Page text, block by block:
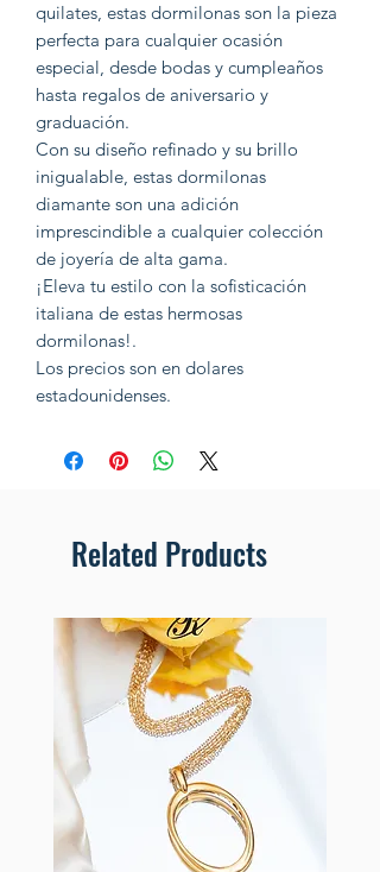
quilates, estas dormilonas son la pieza
perfecta para cualquier ocasión
especial, desde bodas y cumpleaños
hasta regalos de aniversario y
graduación.
Con su diseño refinado y su brillo
inigualable, estas dormilonas
diamante son una adición
imprescindible a cualquier colección
de joyería de alta gama.
¡Eleva tu estilo con la sofisticación
italiana de estas hermosas
dormilonas!.
Los precios son en dolares
estadounidenses.
Related Products